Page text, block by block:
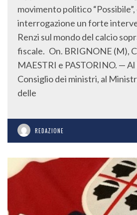
movimento politico
interrogazione un forte
Renzi sul mondo del calcio
fiscale. On. BRIGNONE (M),
MAESTRI e PASTORINO. —
Consiglio dei ministri, al
delle
REDAZIONE